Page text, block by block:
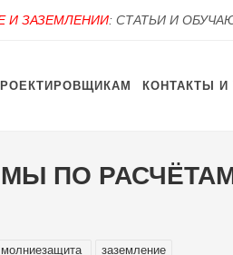
И ЗАЗЕМЛЕНИИ: СТАТЬИ И
КОНТАКТЫ И
ПО
молниезащита заземление